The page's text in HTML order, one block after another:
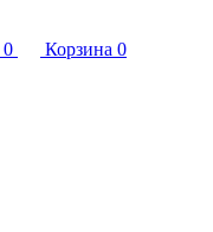
0 Корзина 0